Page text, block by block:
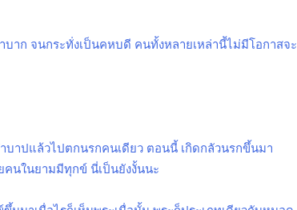
บาก จนกระทั่งเป็นคหบดี คนทั้งหลายเหล่านี้ไม่มีโอกาสจะ
ำบาปแล้วไปตกนรกคนเดียว ตอนนี้ เกิดกลัวนรกขึ้นมา
คนในยามมีทุกข์ นี่เป็นยังงั้นนะ